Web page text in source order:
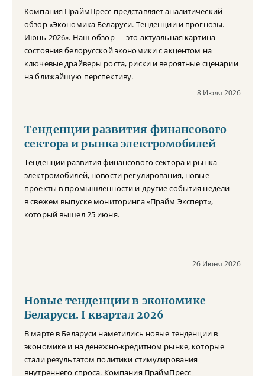
Компания ПраймПресс представляет аналитический
обзор «Экономика Беларуси. Тенденции и прогнозы.
Июнь 2026». Наш обзор — это актуальная картина
состояния белорусской экономики с акцентом на
ключевые драйверы роста, риски и вероятные сценарии
на ближайшую перспективу.
8 Июля 2026
Тенденции развития финансового
сектора и рынка электромобилей
Тенденции развития финансового сектора и рынка
электромобилей, новости регулирования, новые
проекты в промышленности и другие события недели –
в свежем выпуске мониторинга «Прайм Эксперт»,
который вышел 25 июня.
26 Июня 2026
Новые тенденции в экономике
Беларуси. I квартал 2026
В марте в Беларуси наметились новые тенденции в
экономике и на денежно-кредитном рынке, которые
стали результатом политики стимулирования
внутреннего спроса. Компания ПраймПресс